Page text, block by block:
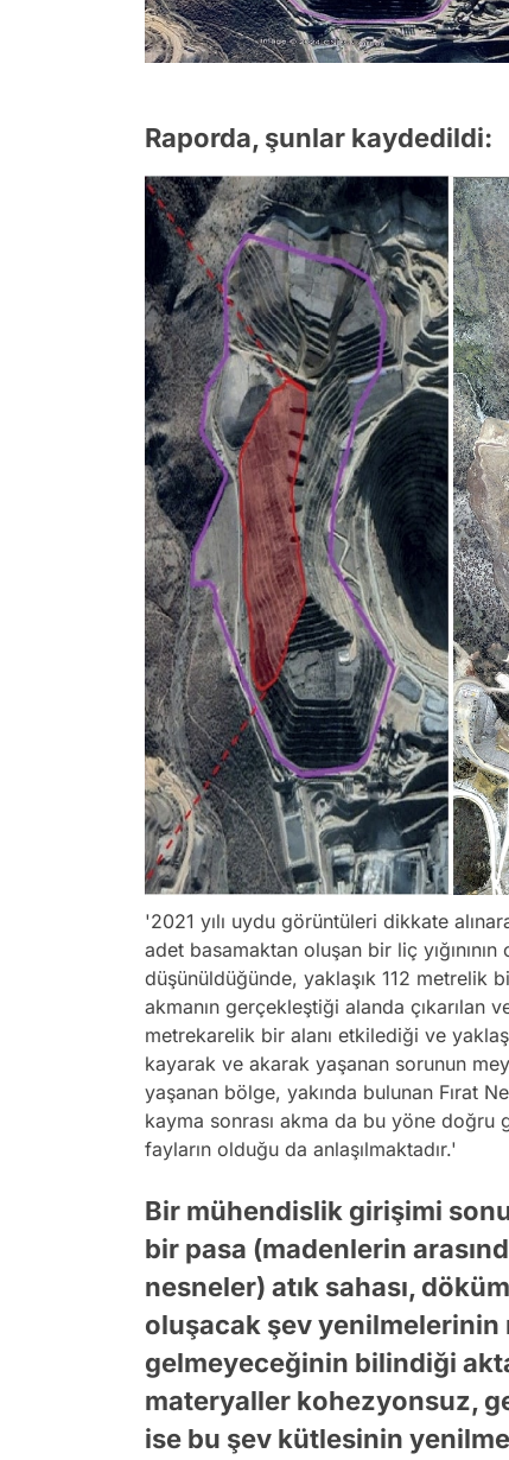
Raporda, şunlar kaydedildi:
'2021 yılı uydu görüntüleri dikkate
adet basamaktan oluşan bir liç
düşünüldüğünde, yaklaşık 112 metrelik
akmanın gerçekleştiği alanda çıkarılan
metrekarelik bir alanı etkilediği ve
kayarak ve akarak yaşanan sorunun
yaşanan bölge, yakında bulunan Fırat
kayma sonrası akma da bu yöne doğru
fayların olduğu da anlaşılmaktadır.'
Bir mühendislik girişimi
bir pasa (madenlerin
nesneler) atık sahası,
oluşacak şev
gelmeyeceğinin bilindiği
materyaller kohezyonsuz,
ise bu şev kütlesinin